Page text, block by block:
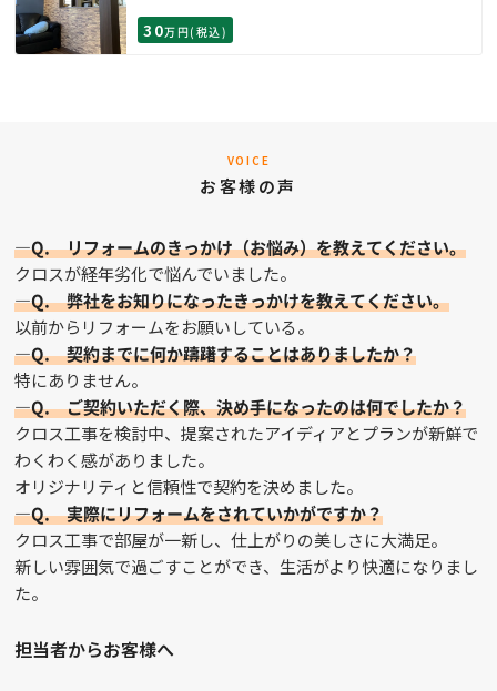
30万円(税込)
VOICE
お客様の声
—Q. リフォームのきっかけ（お悩み）を教えてください。
クロスが経年劣化で悩んでいました。
—Q. 弊社をお知りになったきっかけを教えてください。
以前からリフォームをお願いしている。
—Q. 契約までに何か躊躇することはありましたか？
特にありません。
—Q. ご契約いただく際、決め手になったのは何でしたか？
クロス工事を検討中、提案されたアイディアとプランが新鮮で
わくわく感がありました。
オリジナリティと信頼性で契約を決めました。
—Q. 実際にリフォームをされていかがですか？
クロス工事で部屋が一新し、仕上がりの美しさに大満足。
新しい雰囲気で過ごすことができ、生活がより快適になりまし
た。
担当者からお客様へ